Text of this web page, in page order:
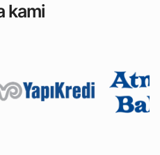
kami